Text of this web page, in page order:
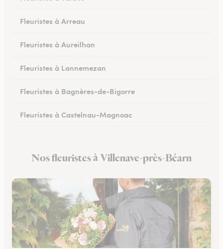
Fleuristes à Arreau
Fleuristes à Aureilhan
Fleuristes à Lannemezan
Fleuristes à Bagnères-de-Bigorre
Fleuristes à Castelnau-Magnoac
Nos fleuristes à Villenave-près-Béarn